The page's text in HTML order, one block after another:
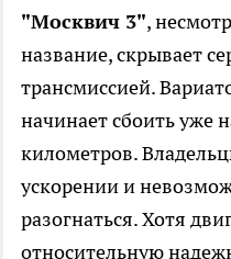
"Mосквич 3",
название, скрывает
трансмиссией.
начинает сбоить уже
километров.
ускорении и
разогнаться. Хотя
относительную